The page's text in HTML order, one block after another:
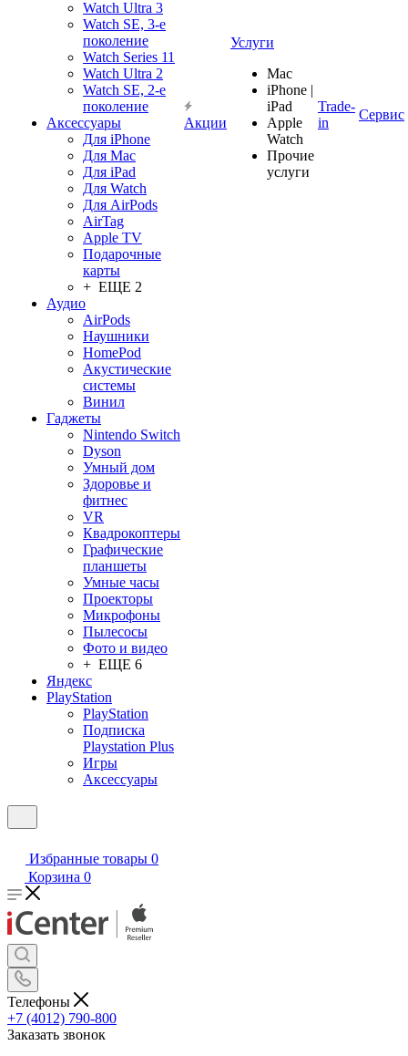
Watch Ultra 3
Watch SE, 3-е
поколение
Watch Series 11
Watch Ultra 2
Watch SE, 2-е
поколение
Аксессуары
Для iPhone
Для Mac
Для iPad
Для Watch
Для AirPods
AirTag
Apple TV
Подарочные
карты
+ ЕЩЕ 2
Аудио
AirPods
Наушники
HomePod
Акустические
системы
Винил
Гаджеты
Nintendo Switch
Dyson
Умный дом
Здоровье и
фитнес
VR
Квадрокоптеры
Графические
планшеты
Умные часы
Проекторы
Микрофоны
Пылесосы
Фото и видео
+ ЕЩЕ 6
Яндекс
PlayStation
PlayStation
Подписка
Playstation Plus
Игры
Аксессуары
Акции
Услуги
Mac
iPhone |
iPad
Apple
Watch
Прочие
услуги
Trade-
in
Сервис
Избранные товары 0
Корзина 0
Телефоны
+7 (4012) 790-800
Заказать звонок